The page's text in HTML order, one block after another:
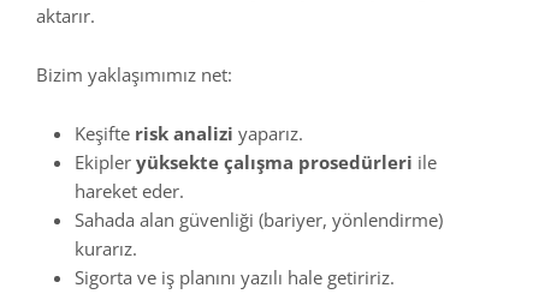
aktarır.
Bizim yaklaşımımız net:
Keşifte risk analizi yaparız.
Ekipler yüksekte çalışma prosedürleri ile
hareket eder.
Sahada alan güvenliği (bariyer, yönlendirme)
kurarız.
Sigorta ve iş planını yazılı hale getiririz.